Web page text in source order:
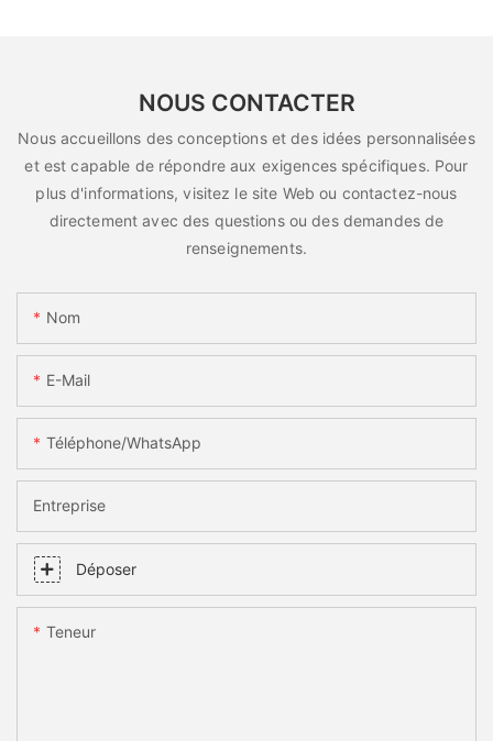
NOUS CONTACTER
Nous accueillons des conceptions et des idées personnalisées
et est capable de répondre aux exigences spécifiques. Pour
plus d'informations, visitez le site Web ou contactez-nous
directement avec des questions ou des demandes de
renseignements.
Nom
E-Mail
Téléphone/WhatsApp
Entreprise
Déposer
Teneur